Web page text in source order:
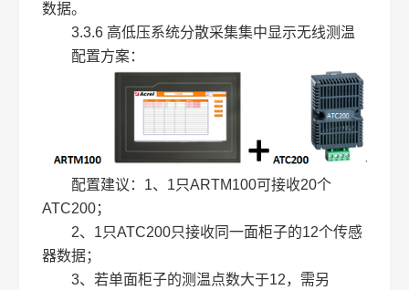
数据。
3.3.6 高低压系统分散采集集中显示无线测温
配置方案：
配置建议：1、1只ARTM100可接收20个
ATC200；
2、1只ATC200只接收同一面柜子的12个传感
器数据；
3、若单面柜子的测温点数大于12，需另